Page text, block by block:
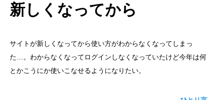
新しくなってから
サイトが新しくなってから使い方がわからなくなってしまっ
た…。わからなくなってログインしなくなっていたけど今年は何
とかこうにか使いこなせるようになりたい。
入会方法
トップ画面ガイド